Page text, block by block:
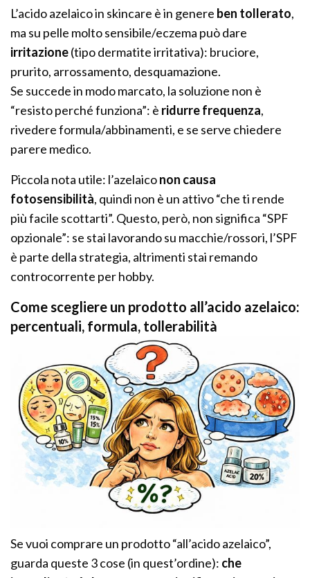
L’acido azelaico in skincare è in genere ben tollerato,
ma su pelle molto sensibile/eczema può dare
irritazione(tipo dermatite irritativa): bruciore,
prurito, arrossamento, desquamazione.
Se succede in modo marcato, la soluzione non è
“resisto perché funziona”: è ridurre frequenza,
rivedere formula/abbinamenti, e se serve chiedere
parere medico.
Piccola nota utile: l’azelaiconon causa
fotosensibilità, quindi non è un attivo “che ti rende
più facile scottarti”. Questo, però, non significa “SPF
opzionale”: se stai lavorando su macchie/rossori, l’SPF
è parte della strategia, altrimenti stai remando
controcorrente per hobby.
Come scegliere un prodotto all’acido azelaico:
percentuali, formula, tollerabilità
Se vuoi comprare un prodotto “all’acido azelaico”,
guarda queste 3 cose (in quest’ordine): che